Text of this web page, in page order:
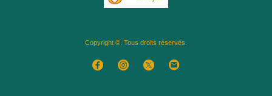
Copyright ©. Tous droits réservés.